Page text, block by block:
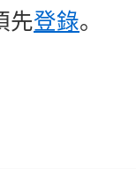
先登錄。